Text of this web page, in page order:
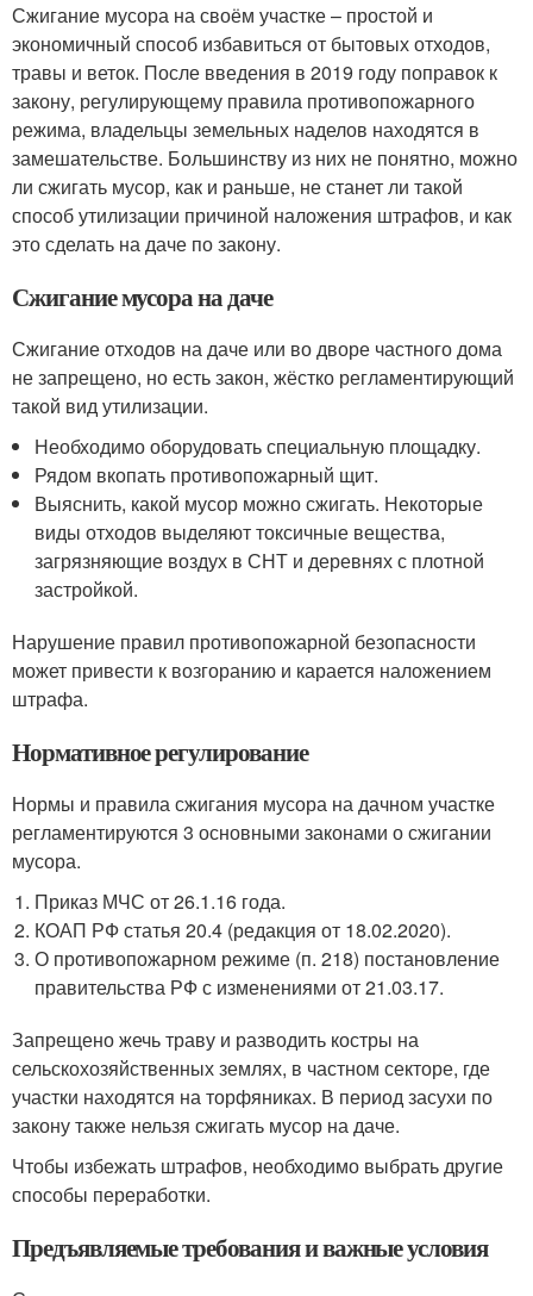
Сжигание мусора на своём участке – простой и
экономичный способ избавиться от бытовых отходов,
травы и веток. После введения в 2019 году поправок к
закону, регулирующему правила противопожарного
режима, владельцы земельных наделов находятся в
замешательстве. Большинству из них не понятно, можно
ли сжигать мусор, как и раньше, не станет ли такой
способ утилизации причиной наложения штрафов, и как
это сделать на даче по закону.
Сжигание мусора на даче
Сжигание отходов на даче или во дворе частного дома
не запрещено, но есть закон, жёстко регламентирующий
такой вид утилизации.
Необходимо оборудовать специальную площадку.
Рядом вкопать противопожарный щит.
Выяснить, какой мусор можно сжигать. Некоторые
виды отходов выделяют токсичные вещества,
загрязняющие воздух в СНТ и деревнях с плотной
застройкой.
Нарушение правил противопожарной безопасности
может привести к возгоранию и карается наложением
штрафа.
Нормативное регулирование
Нормы и правила сжигания мусора на дачном участке
регламентируются 3 основными законами о сжигании
мусора.
Приказ МЧС от 26.1.16 года.
КОАП РФ статья 20.4 (редакция от 18.02.2020).
О противопожарном режиме (п. 218) постановление
правительства РФ с изменениями от 21.03.17.
Запрещено жечь траву и разводить костры на
сельскохозяйственных землях, в частном секторе, где
участки находятся на торфяниках. В период засухи по
закону также нельзя сжигать мусор на даче.
Чтобы избежать штрафов, необходимо выбрать другие
способы переработки.
Предъявляемые требования и важные условия